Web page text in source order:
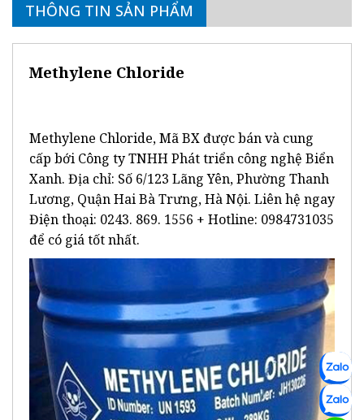
THÔNG TIN SẢN PHẨM
Methylene Chloride
Methylene Chloride, Mã BX được bán và cung
cấp bới Công ty TNHH Phát triển công nghệ Biển
Xanh. Địa chỉ: Số 6/123 Lãng Yên, Phường Thanh
Lương, Quận Hai Bà Trưng, Hà Nội. Liên hệ ngay
Điện thoại: 0243. 869. 1556 + Hotline: 0984731035
để có giá tốt nhất.